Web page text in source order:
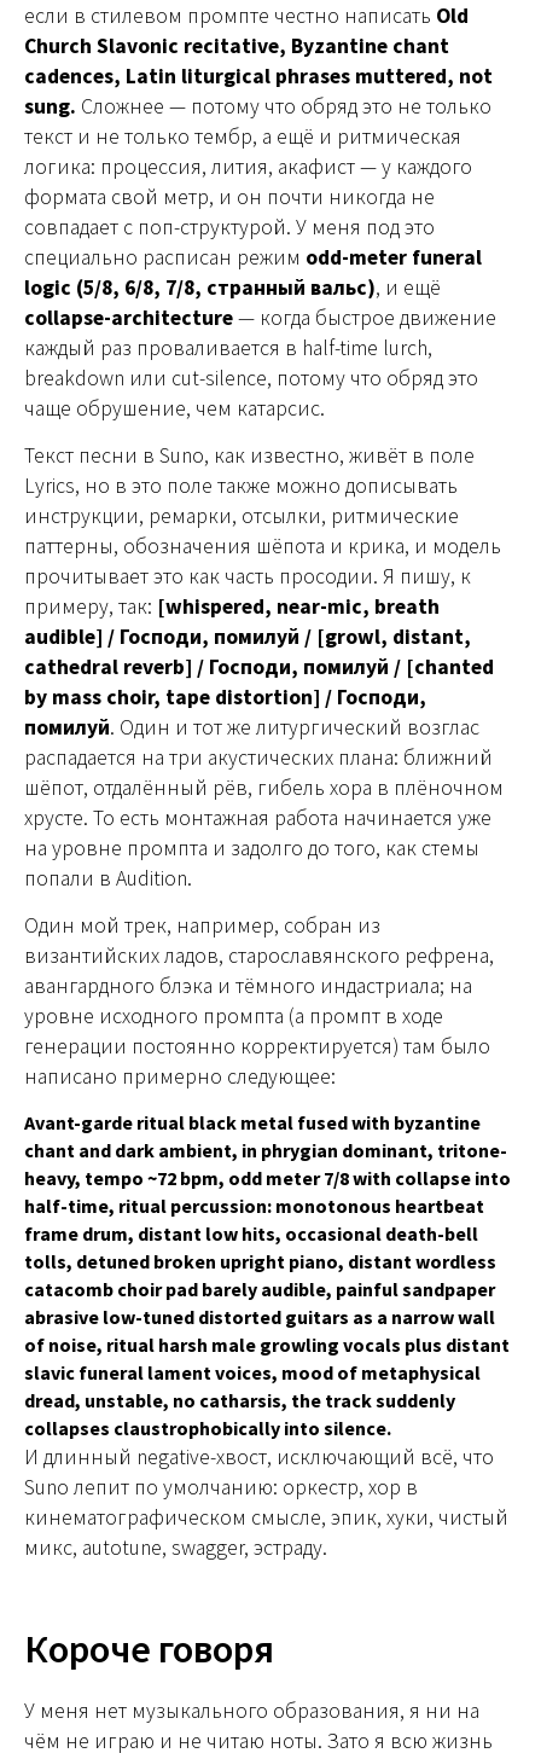
если в стилевом промпте честно написать Old
Church Slavonic recitative, Byzantine chant
cadences, Latin liturgical phrases muttered, not
sung. Сложнее — потому что обряд это не только
текст и не только тембр, а ещё и ритмическая
логика: процессия, лития, акафист — у каждого
формата свой метр, и он почти никогда не
совпадает с поп-структурой. У меня под это
специально расписан режим odd-meter funeral
logic (5/8, 6/8, 7/8, странный вальс), и ещё
collapse-architecture— когда быстрое движение
каждый раз проваливается в half-time lurch,
breakdown или cut-silence, потому что обряд это
чаще обрушение, чем катарсис.
Текст песни в Suno, как известно, живёт в поле
Lyrics, но в это поле также можно дописывать
инструкции, ремарки, отсылки, ритмические
паттерны, обозначения шёпота и крика, и модель
прочитывает это как часть просодии. Я пишу, к
примеру, так: [whispered, near-mic, breath
audible] / Господи, помилуй / [growl, distant,
cathedral reverb] / Господи, помилуй / [chanted
by mass choir, tape distortion] / Господи,
помилуй. Один и тот же литургический возглас
распадается на три акустических плана: ближний
шёпот, отдалённый рёв, гибель хора в плёночном
хрусте. То есть монтажная работа начинается уже
на уровне промпта и задолго до того, как стемы
попали в Audition.
Один мой трек, например, собран из
византийских ладов, старославянского рефрена,
авангардного блэка и тёмного индастриала; на
уровне исходного промпта (а промпт в ходе
генерации постоянно корректируется) там было
написано примерно следующее:
Avant-garde ritual black metal fused with byzantine
chant and dark ambient, in phrygian dominant, tritone-
heavy, tempo ~72 bpm, odd meter 7/8 with collapse into
half-time, ritual percussion: monotonous heartbeat
frame drum, distant low hits, occasional death-bell
tolls, detuned broken upright piano, distant wordless
catacomb choir pad barely audible, painful sandpaper
abrasive low-tuned distorted guitars as a narrow wall
of noise, ritual harsh male growling vocals plus distant
slavic funeral lament voices, mood of metaphysical
dread, unstable, no catharsis, the track suddenly
collapses claustrophobically into silence.
И длинный negative-хвост, исключающий всё, что
Suno лепит по умолчанию: оркестр, хор в
кинематографическом смысле, эпик, хуки, чистый
микс, autotune, swagger, эстраду.
Короче говоря
У меня нет музыкального образования, я ни на
чём не играю и не читаю ноты. Зато я всю жизнь